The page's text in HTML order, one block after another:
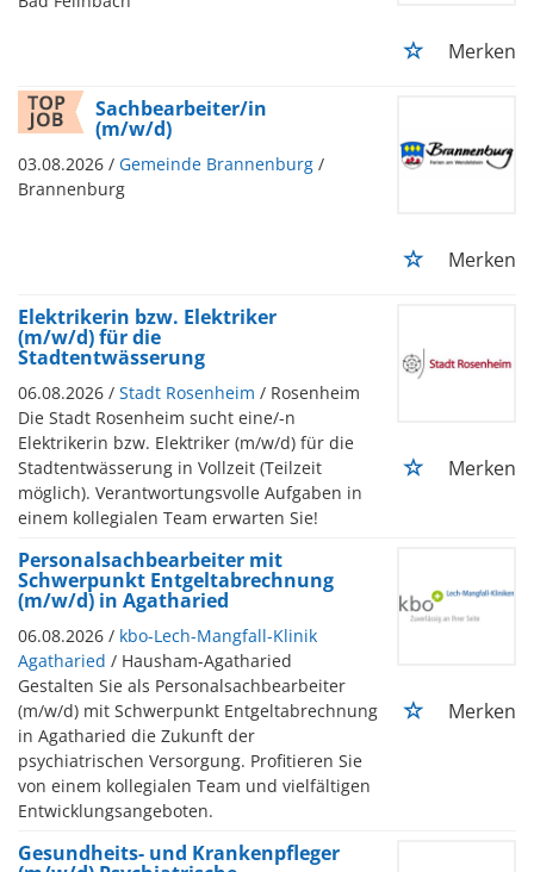
Merken
Sachbearbeiter/in
(m/w/d)
03.08.2026 / Gemeinde Brannenburg /
Brannenburg
Merken
Elektrikerin bzw. Elektriker
(m/w/d) für die
Stadtentwässerung
06.08.2026 / Stadt Rosenheim / Rosenheim
Die Stadt Rosenheim sucht eine/-n
Elektrikerin bzw. Elektriker (m/w/d) für die
Stadtentwässerung in Vollzeit (Teilzeit
möglich). Verantwortungsvolle Aufgaben in
einem kollegialen Team erwarten Sie!
Merken
Personalsachbearbeiter mit
Schwerpunkt Entgeltabrechnung
(m/w/d) in Agatharied
06.08.2026 / kbo-Lech-Mangfall-Klinik
Agatharied / Hausham-Agatharied
Gestalten Sie als Personalsachbearbeiter
(m/w/d) mit Schwerpunkt Entgeltabrechnung
in Agatharied die Zukunft der
psychiatrischen Versorgung. Profitieren Sie
von einem kollegialen Team und vielfältigen
Entwicklungsangeboten.
Merken
Gesundheits- und Krankenpfleger